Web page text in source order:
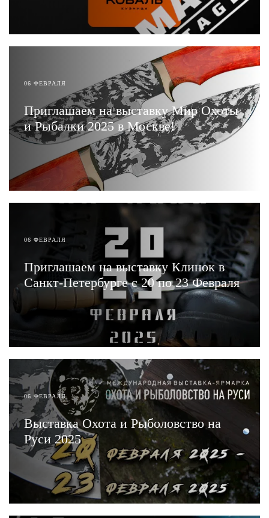
06 ФЕВРАЛЯ
Приглашаем на выставку Мир Охоты
и Рыбалки 2025 в Москве!
ЧИТАТЬ
06 ФЕВРАЛЯ
Приглашаем на выставку Клинок в
Санкт-Петербурге с 20 по 23 Февраля
06 ФЕВРАЛЯ
Выставка Охота и Рыболовство на
Руси 2025
ЧИТАТЬ